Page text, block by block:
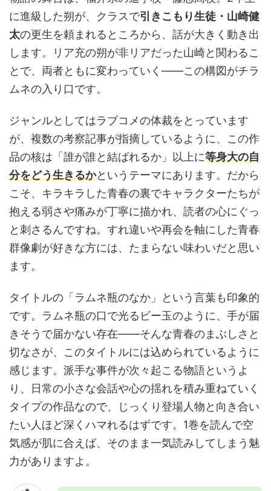
に進級した朔が、クラスで引きこもり生徒・山崎健
太の更生を頼まれるところから、話が大きく動き出
します。リア充の朔が非リアだった山崎と関わるこ
とで、両者ともに変わっていく——この構図がチラ
ムネの入り口です。
ジャンルとしてはラブコメの体裁をとっています
が、複数の考察記事が指摘しているように、この作
品の核は「誰が誰と結ばれるか」以上に等身大の自
分をどう生きるかというテーマにあります。だから
こそ、キラキラした青春の裏でキャラクターたちが
抱える弱さや痛みが丁寧に描かれ、読者の心にぐっ
と刺さるんですね。すれ違いや再会を軸にした青春
群像劇が好きな方には、たまらない味わいだと思い
ます。
タイトルの「ラムネ瓶のなか」という言葉も印象的
です。ラムネ瓶の口で光るビー玉のように、手が届
きそうで届かない存在——そんな青春のまぶしさと
切なさが、このタイトルには込められているように
感じます。派手な事件が次々起こる物語というよ
り、日常の小さな会話や心の揺れを積み重ねていく
タイプの作品なので、じっくり登場人物と向き合い
たい人ほど深くハマれるはずです。1巻を読んで空
気感が肌に合えば、そのまま一気読みしてしまう魅
力がありますよ。